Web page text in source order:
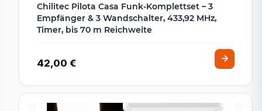
Chilitec Pilota Casa Funk-Komplettset – 3
Empfänger & 3 Wandschalter, 433,92 MHz,
Timer, bis 70 m Reichweite
42,00 €